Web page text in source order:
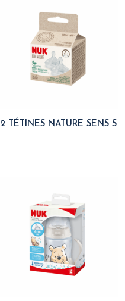
2 TÉTINES NATURE SENS S